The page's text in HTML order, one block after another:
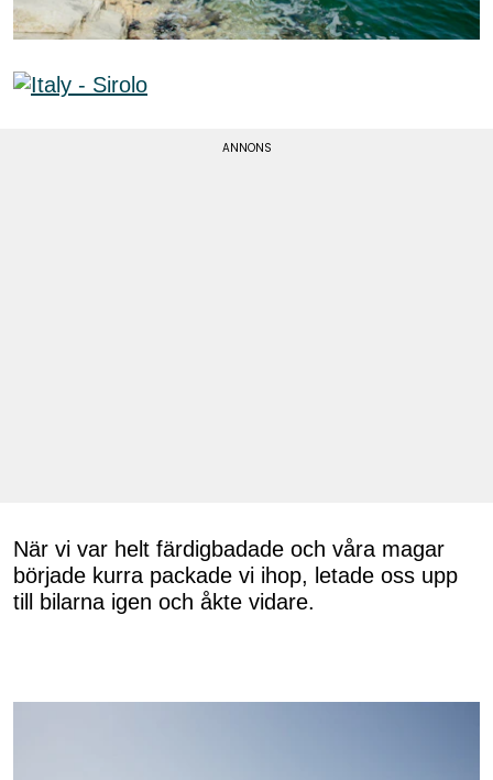
När vi var helt färdigbadade och våra magar
började kurra packade vi ihop, letade oss upp
till bilarna igen och åkte vidare.